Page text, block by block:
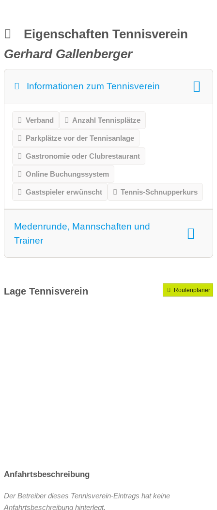
Eigenschaften Tennisverein
Gerhard Gallenberger
Informationen zum Tennisverein
Verband Anzahl Tennisplätze
Parkplätze vor der Tennisanlage
Gastronomie oder Clubrestaurant
Online Buchungssystem
Gastspieler erwünscht Tennis-Schnupperkurs
Medenrunde, Mannschaften und
Trainer
Lage Tennisverein Routenplaner
Anfahrtsbeschreibung
Der Betreiber dieses Tennisverein-Eintrags hat keine
Anfahrtsbeschreibung hinterlegt.